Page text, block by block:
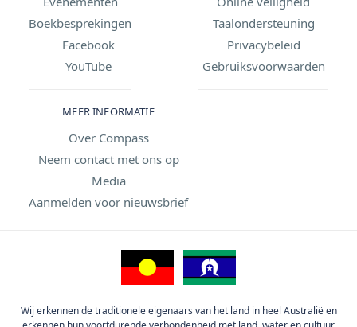
Boekbesprekingen
Facebook
YouTube
Taalondersteuning
Privacybeleid
Gebruiksvoorwaarden
MEER INFORMATIE
Over Compass
Neem contact met ons op
Media
Aanmelden voor nieuwsbrief
Wij erkennen de traditionele eigenaars van het land in heel Australië en